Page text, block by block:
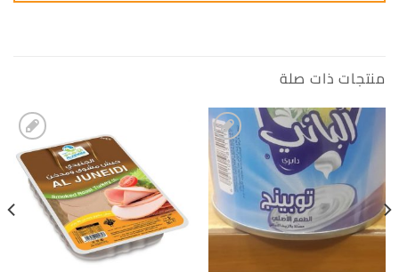
منتجات ذات صلة
إضافة
الى
المفضلة
إضافة
الى
المفضلة